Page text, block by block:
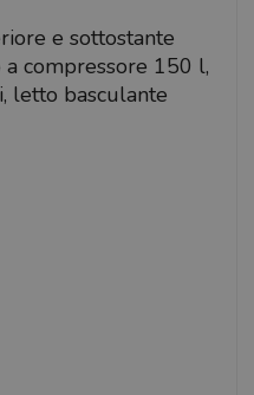
e sottostante
a compressore 150 l,
letto basculante